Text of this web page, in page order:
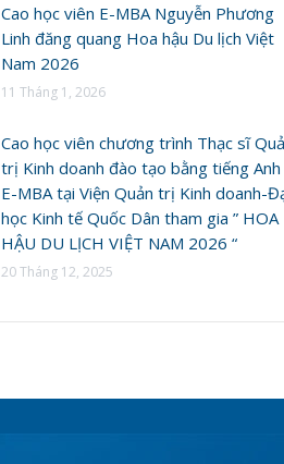
Cao học viên E-MBA Nguyễn Phương
Linh đăng quang Hoa hậu Du lịch Việt
Nam 2026
11 Tháng 1, 2026
Cao học viên chương trình Thạc sĩ
trị Kinh doanh đào tạo bằng tiếng Anh
E-MBA tại Viện Quản trị Kinh doanh-
học Kinh tế Quốc Dân tham gia ” HOA
HẬU DU LỊCH VIỆT NAM 2026 “
20 Tháng 12, 2025